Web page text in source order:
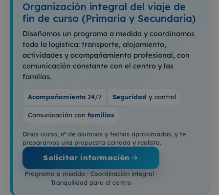
Organización integral del viaje de
fin de curso (Primaria y Secundaria)
Diseñamos un programa a medida y coordinamos
toda la logística: transporte, alojamiento,
actividades y acompañamiento profesional, con
comunicación constante con el centro y las
familias.
Acompañamiento 24/7 Seguridad y control
Comunicación con familias
Dinos curso, nº de alumnos y fechas aproximadas, y te
preparamos una propuesta cerrada y realista.
Solicitar información
Programa a medida · Coordinación integral ·
Tranquilidad para el centro